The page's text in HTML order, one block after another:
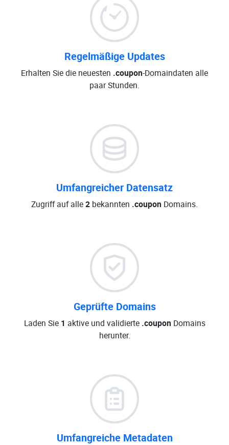
Regelmäßige Updates
Erhalten Sie die neuesten .coupon-Domaindaten alle
paar Stunden.
Umfangreicher Datensatz
Zugriff auf alle2 bekannten .coupon Domains.
Geprüfte Domains
Laden Sie 1 aktive und validierte .coupon Domains
herunter.
Umfangreiche Metadaten